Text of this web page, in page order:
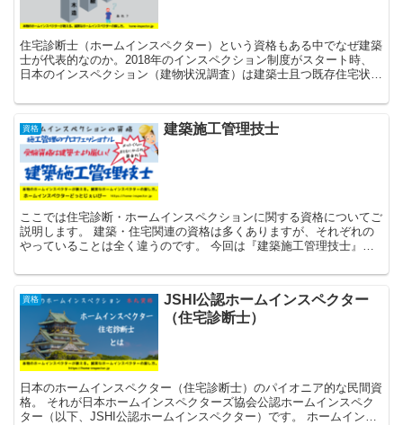
住宅診断士（ホームインスペクター）という資格もある中でなぜ建築
士が代表的なのか。2018年のインスペクション制度がスタート時、
日本のインスペクション（建物状況調査）は建築士且つ既存住宅状況
資格 建築施工管理技士
ここでは住宅診断・ホームインスペクションに関する資格についてご
説明します。 建築・住宅関連の資格は多くありますが、それぞれの
やっていることは全く違うのです。 今回は『建築施工管理技士』
が、特に１級について難易度が高いです。
資格
JSHI公認ホームインスペクター
（住宅診断士）
日本のホームインスペクター（住宅診断士）のパイオニア的な民間資
格。 それが日本ホームインスペクターズ協会公認ホームインスペク
ター（以下、JSHI公認ホームインスペクター）です。 ホームインス